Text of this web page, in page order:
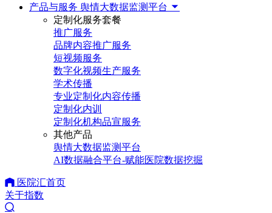
产品与服务 舆情大数据监测平台
定制化服务套餐
推广服务
品牌内容推广服务
短视频服务
数字化视频生产服务
学术传播
专业定制化内容传播
定制化内训
定制化机构品宣服务
其他产品
舆情大数据监测平台
AI数据融合平台-赋能医院数据挖掘
医院汇首页
关于指数